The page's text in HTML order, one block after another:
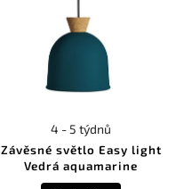
Závěsné světlo Easy light
Vedrá aquamarine
4 - 5 týdnů